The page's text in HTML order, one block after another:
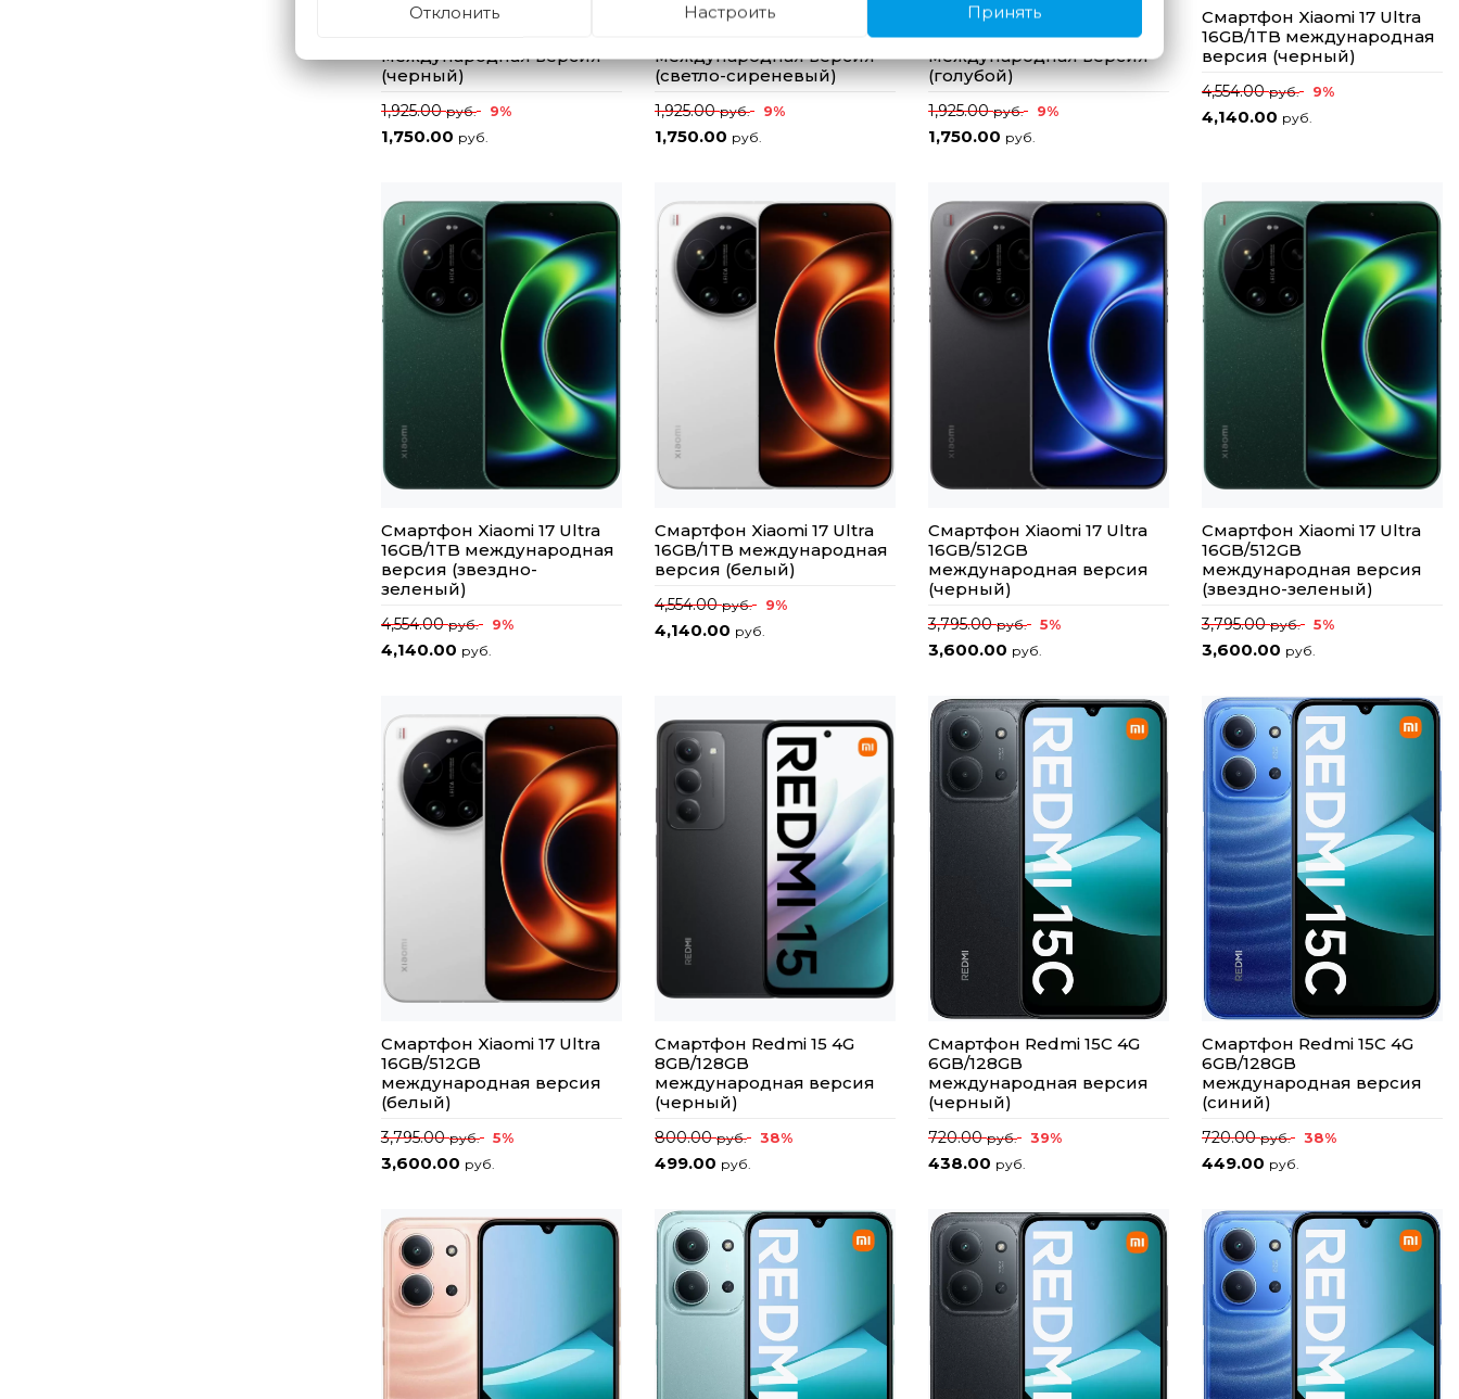
Смартфон Xiaomi 17T
международная версия
(черный)
1,925.00руб. 9%
1,750.00 руб.
Смартфон Xiaomi 17T
международная версия
(светло-сиреневый)
1,925.00руб. 9%
1,750.00 руб.
Смартфон Xiaomi 17T
12GB/512GB
международная версия
(голубой)
1,925.00руб. 9%
1,750.00 руб.
Смартфон Xiaomi 17 Ultra
16GB/1TB международная
версия (черный)
4,554.00руб. 9%
4,140.00 руб.
Смартфон Xiaomi 17 Ultra
16GB/1TB международная
версия (звездно-
зеленый)
4,554.00руб. 9%
4,140.00 руб.
Смартфон Xiaomi 17 Ultra
16GB/1TB международная
версия (белый)
4,554.00руб. 9%
4,140.00 руб.
Смартфон Xiaomi 17 Ultra
16GB/512GB
международная версия
(черный)
3,795.00руб. 5%
3,600.00 руб.
Смартфон Xiaomi 17 Ultra
16GB/512GB
международная версия
(звездно-зеленый)
3,795.00руб. 5%
3,600.00 руб.
Смартфон Xiaomi 17 Ultra
16GB/512GB
международная версия
(белый)
3,795.00руб. 5%
3,600.00 руб.
Смартфон Redmi 15 4G
8GB/128GB
международная версия
(черный)
800.00руб. 38%
499.00 руб.
Смартфон Redmi 15C 4G
6GB/128GB
международная версия
(черный)
720.00руб. 39%
438.00 руб.
Смартфон Redmi 15C 4G
6GB/128GB
международная версия
(синий)
720.00руб. 38%
449.00 руб.
Отклонить Настроить Принять